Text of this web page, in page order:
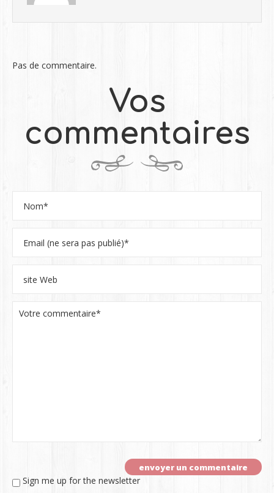
Pas de commentaire.
Vos
commentaires
Sign me up for the newsletter